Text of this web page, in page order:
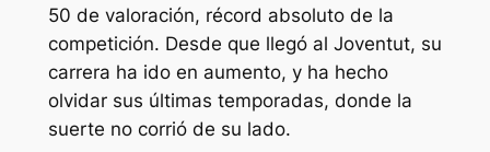
50 de valoración, récord absoluto de la
competición. Desde que llegó al Joventut, su
carrera ha ido en aumento, y ha hecho
olvidar sus últimas temporadas, donde la
suerte no corrió de su lado.